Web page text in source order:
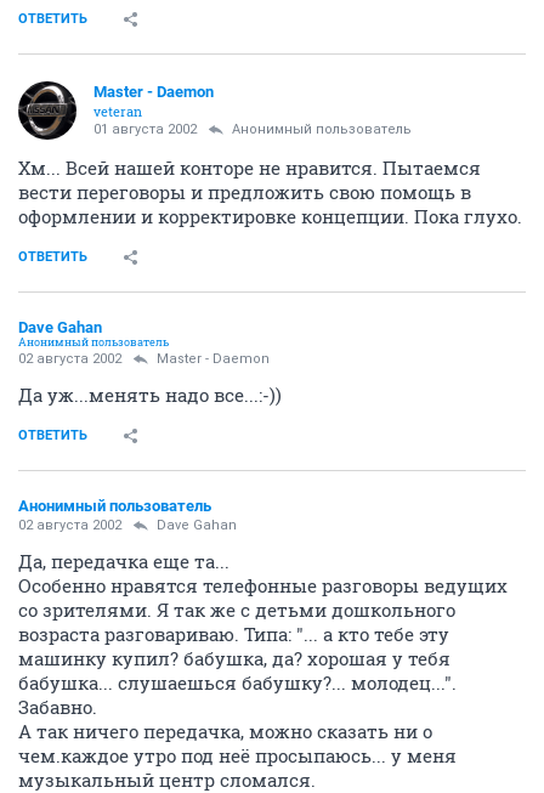
ОТВЕТИТЬ
Master - Daemon
veteran
01 августа 2002 Анонимный пользователь
Хм... Всей нашей конторе не нравится. Пытаемся
вести переговоры и предложить свою помощь в
оформлении и корректировке концепции. Пока глухо.
ОТВЕТИТЬ
Dave Gahan
Анонимный пользователь
02 августа 2002 Master - Daemon
Да уж...менять надо все...:-))
ОТВЕТИТЬ
Анонимный пользователь
02 августа 2002 Dave Gahan
Да, передачка еще та...
Особенно нравятся телефонные разговоры ведущих
со зрителями. Я так же с детьми дошкольного
возраста разговариваю. Типа: "... а кто тебе эту
машинку купил? бабушка, да? хорошая у тебя
бабушка... слушаешься бабушку?... молодец...".
Забавно.
А так ничего передачка, можно сказать ни о
чем.каждое утро под неё просыпаюсь... у меня
музыкальный центр сломался.